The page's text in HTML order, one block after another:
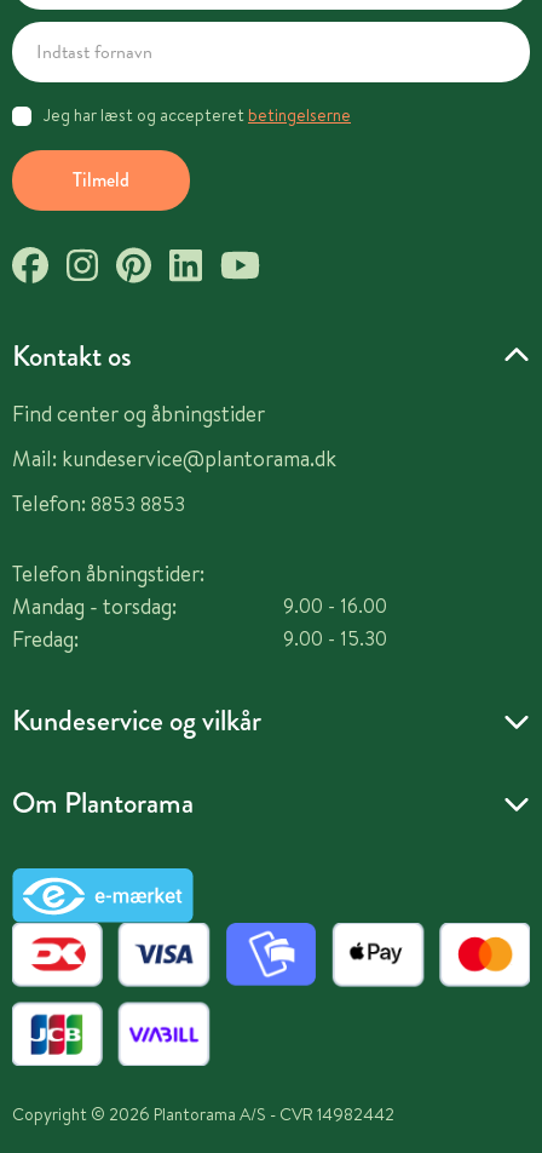
Kontakt os
Find center og åbningstider
Mail: kundeservice@plantorama.dk
Telefon: 8853 8853
Telefon åbningstider:
Mandag - torsdag:
Fredag:
9.00 - 16.00
9.00 - 15.30
Kundeservice og vilkår
Om Plantorama
Tilmeld
Jeg har læst og accepteret betingelserne
Copyright © 2026 Plantorama A/S - CVR 14982442